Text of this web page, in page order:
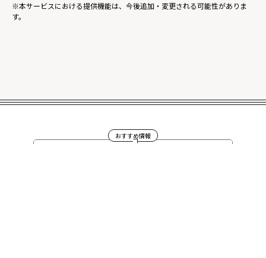
た、ログイン限定記事を閲覧することができます。
※本サービスにおける提供機能は、今後追加・変更される可能性がありま
す。
おすすめ情報